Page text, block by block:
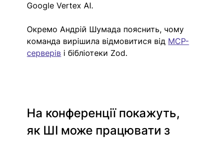
Google Vertex AI.
Окремо Андрій Шумада пояснить, чому
команда вирішила відмовитися від MCP-
серверів і бібліотеки Zod.
На конференції покажуть,
як ШІ може працювати з